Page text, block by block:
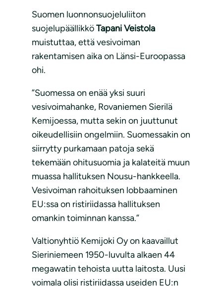
Suomen luonnonsuojeluliiton
suojelupäällikköTapani Veistola
muistuttaa, että vesivoiman
rakentamisen aika on Länsi-Euroopassa
ohi.
”Suomessa on enää yksi suuri
vesivoimahanke, Rovaniemen Sierilä
Kemijoessa, mutta sekin on juuttunut
oikeudellisiin ongelmiin. Suomessakin on
siirrytty purkamaan patoja sekä
tekemään ohitusuomia ja kalateitä muun
muassa hallituksen Nousu-hankkeella.
Vesivoiman rahoituksen lobbaaminen
EU:ssa on ristiriidassa hallituksen
omankin toiminnan kanssa.”
Valtionyhtiö Kemijoki Oy on kaavaillut
Sieriniemeen 1950-luvulta alkaen 44
megawatin tehoista uutta laitosta. Uusi
voimala olisi ristiriidassa useiden EU:n